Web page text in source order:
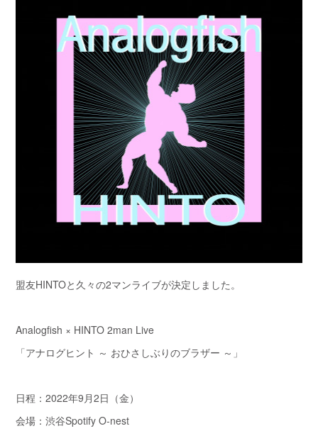
盟友HINTOと久々の2マンライブが決定しました。
Analogfish × HINTO 2man Live
「アナログヒント ～ おひさしぶりのブラザー ～」
日程：2022年9月2日（金）
会場：渋谷Spotify O-nest